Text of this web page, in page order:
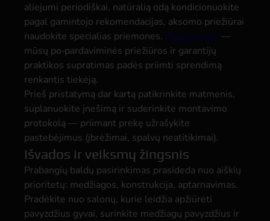
aliejumi periodiškai, natūralią odą kondicionuokite
pagal gamintojo rekomendacijas, aksomo priežiūrai
naudokite specialias priemones. Apie Furnity—
mūsų po‑pardaviminės priežiūros ir garantijų
praktikos supratimas padės priimti sprendimą
renkantis tiekėją.
Prieš pristatymą dar kartą patikrinkite matmenis,
suplanuokite įnešimą ir suderinkite montavimo
protokolą — priimant prekę užrašykite
pastebėjimus (įbrėžimai, spalvų neatitikimai).
Išvados ir veiksmų žingsnis
Prabangių baldų pasirinkimas prasideda nuo aiškių
prioritetų: medžiagos, konstrukcija, aptarnavimas.
Pradėkite nuo salonų, kurie leidžia apžiūrėti
pavyzdžius gyvai, surinkite medžiagų pavyzdžius ir